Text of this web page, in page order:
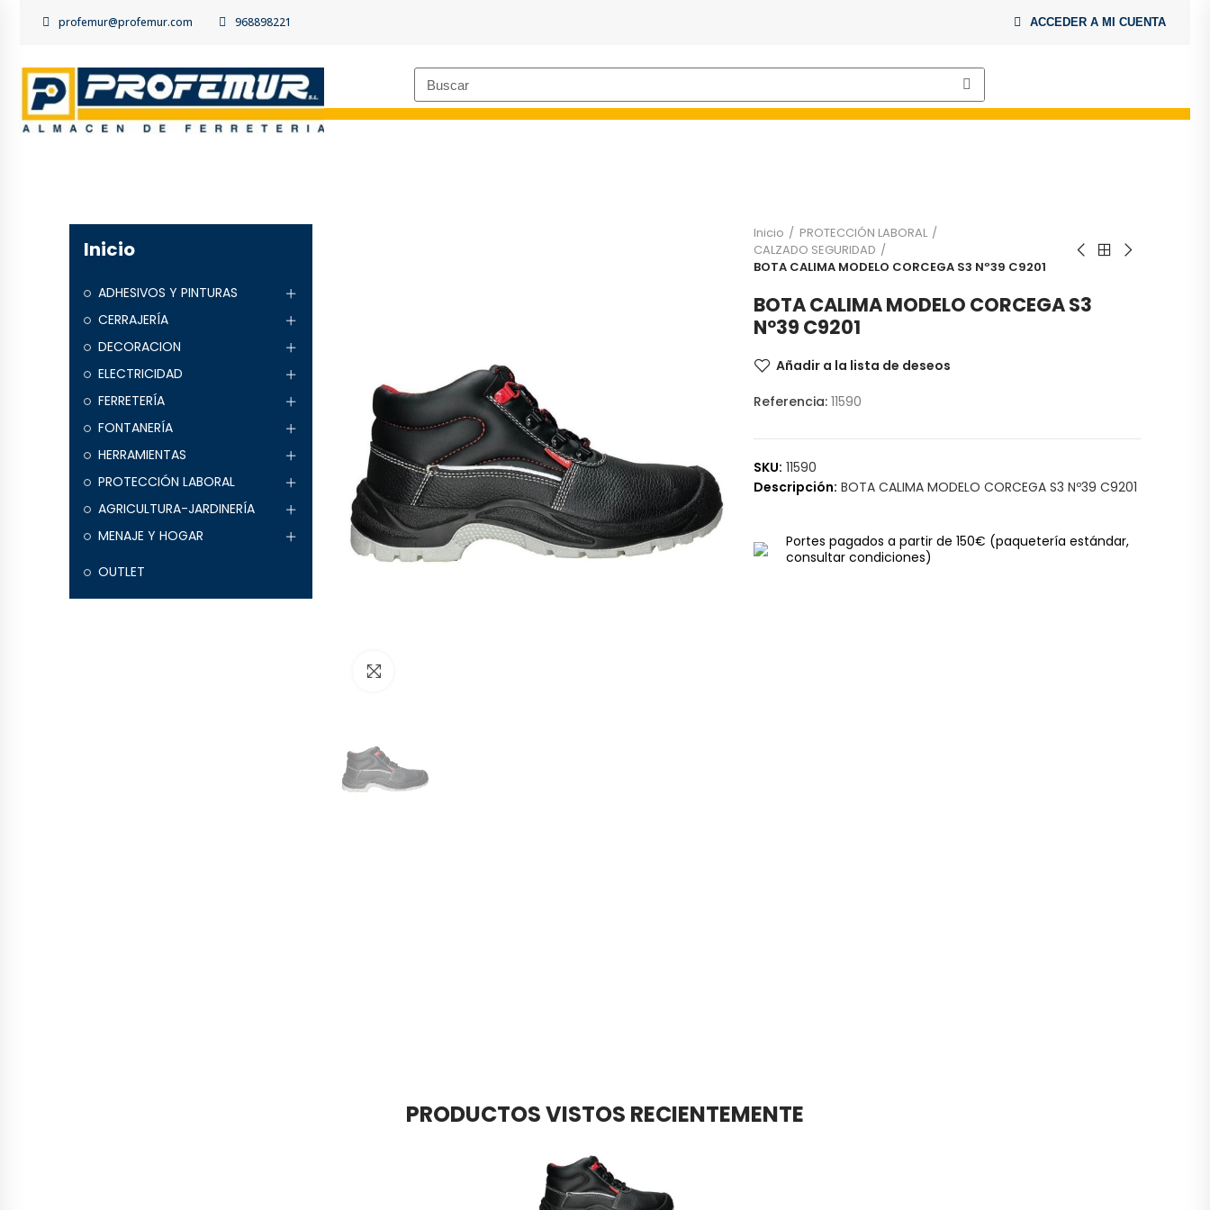
profemur@profemur.com 968898221 ACCEDER A MI CUENTA
Inicio
PROTECCIÓN LABORAL
CALZADO SEGURIDAD
BOTA CALIMA MODELO CORCEGA S3 Nº39 C9201
BOTA CALIMA MODELO CORCEGA S3
Nº39 C9201
Añadir a la lista de deseos
Referencia: 11590
SKU: 11590
Descripción: BOTA CALIMA MODELO CORCEGA S3 Nº39 C9201
Portes pagados a partir de 150€ (paquetería estándar,
consultar condiciones)
Inicio
ADHESIVOS Y PINTURAS
CERRAJERÍA
DECORACION
ELECTRICIDAD
FERRETERÍA
FONTANERÍA
HERRAMIENTAS
PROTECCIÓN LABORAL
AGRICULTURA-JARDINERÍA
MENAJE Y HOGAR
OUTLET
PRODUCTOS VISTOS RECIENTEMENTE